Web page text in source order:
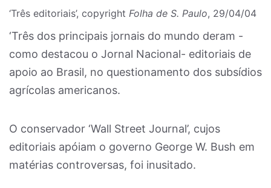
‘Três editoriais’, copyright Folha de S. Paulo, 29/04/04
‘Três dos principais jornais do mundo deram -
como destacou o Jornal Nacional- editoriais de
apoio ao Brasil, no questionamento dos subsídios
agrícolas americanos.
O conservador ‘Wall Street Journal’, cujos
editoriais apóiam o governo George W. Bush em
matérias controversas, foi inusitado.